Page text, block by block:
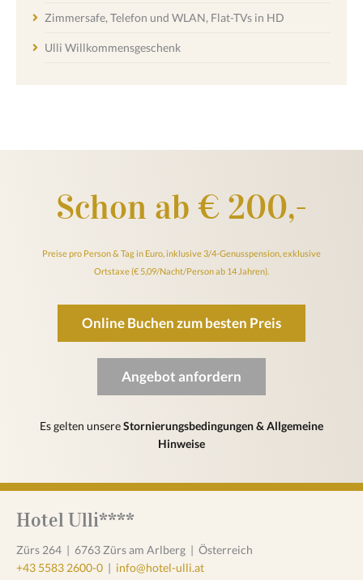
Zimmersafe, Telefon und WLAN, Flat-TVs in HD
Ulli Willkommensgeschenk
Schon ab € 200,-
Preise pro Person & Tag in Euro, inklusive 3/4-Genusspension, exklusive
Ortstaxe (€ 5,09/Nacht/Person ab 14 Jahren).
Online Buchen zum besten Preis
Angebot anfordern
Es gelten unsereStornierungsbedingungen & Allgemeine
Hinweise
Hotel Ulli****
Zürs 264 | 6763 Zürs am Arlberg | Österreich
+43 5583 2600-0 | info@hotel-ulli.at